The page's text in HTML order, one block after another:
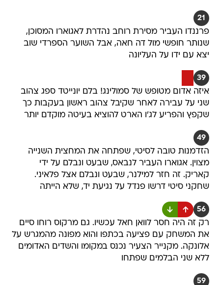
21
פרננדו העביר מסירת רוחב נהדרת לאגוארו המסוכן,
שנותר חופשי מול דה חאה, אבל השוער הספרדי שוב
יצא עם ידו על העליונה
39
איזה אדום מטופש של סמולינג! בלם יונייטד ספג צהוב
שני על עבירה לאחר שקיבל צהוב ראשון בעקבות כך
שקפץ והפריע לג'ו הארט להוציא בעיטה מוקדם יותר
49
הזדמנות טובה לסיטי, שפתחה את המחצית השנייה
מצוין. אגוארו העביר לנבאס, שבעט ונבלם על ידי
קאריק. זה חזר למילנר, שבעט ונבלם אצל פלאיני.
שחקני סיטי דרשו פנדל על נגיעת יד, שלא הייתה
56
רק זה היה חסר לוואן חאל עכשיו. גם מרקוס רוחו סיים
את המשחק עם פציעה בכתפו והוא מפונה מהמגרש על
אלונקה. מקנייר הצעיר נכנס במקומו והשדים האדומים
ללא שני הבלמים שפתחו
59